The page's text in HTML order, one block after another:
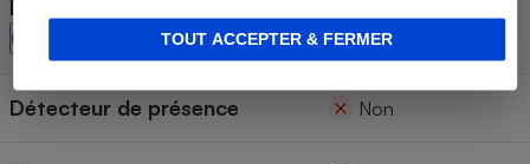
TOUT ACCEPTER & FERMER
Détecteur de fenêtre ouverte
Oui
Détecteur de présence Non